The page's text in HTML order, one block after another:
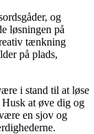
og
løsningen på
tænkning
på plads,
i stand til at løse
Husk at øve dig og
en sjov og